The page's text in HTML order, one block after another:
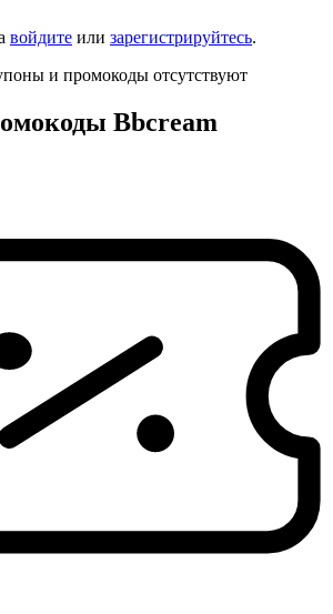
войдите или зарегистрируйтесь.
и промокоды отсутствуют
Bbcream